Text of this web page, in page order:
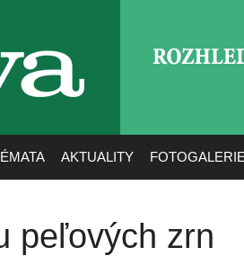
AKTUALITY
peľových zrn